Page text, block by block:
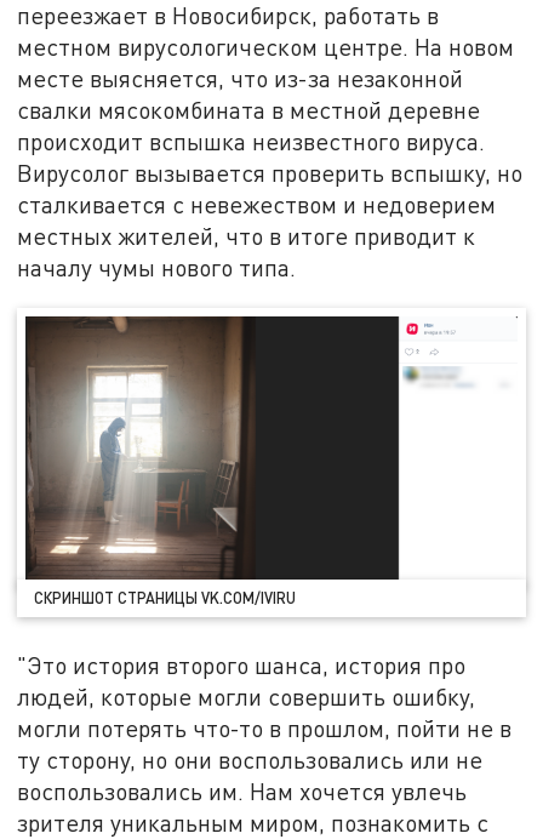
переезжает в Новосибирск, работать в
местном вирусологическом центре. На новом
месте выясняется, что из-за незаконной
свалки мясокомбината в местной деревне
происходит вспышка неизвестного вируса.
Вирусолог вызывается проверить вспышку, но
сталкивается с невежеством и недоверием
местных жителей, что в итоге приводит к
началу чумы нового типа.
СКРИНШОТ СТРАНИЦЫ VK.COM/IVIRU
"Это история второго шанса, история про
людей, которые могли совершить ошибку,
могли потерять что-то в прошлом, пойти не в
ту сторону, но они воспользовались или не
воспользовались им. Нам хочется увлечь
зрителя уникальным миром, познакомить с